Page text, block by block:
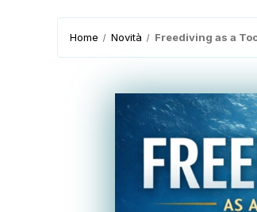
Home Novità Freediving as a